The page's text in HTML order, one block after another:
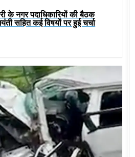
के नगर पदाधिकारियों की बैठक
सहित कई विषयों पर हुई चर्चा